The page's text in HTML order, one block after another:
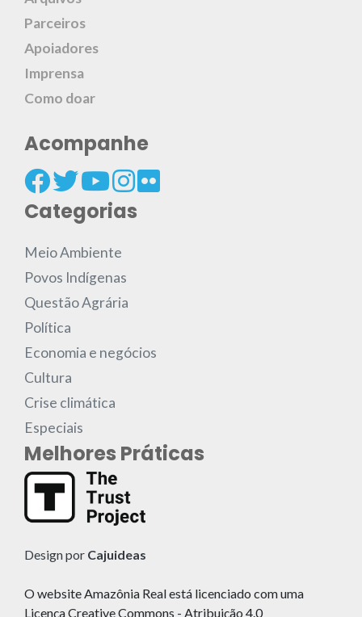
Parceiros
Apoiadores
Imprensa
Como doar
Acompanhe
Categorias
Meio Ambiente
Povos Indígenas
Questão Agrária
Política
Economia e negócios
Cultura
Crise climática
Especiais
Melhores Práticas
Design por Cajuideas
O website Amazônia Real está licenciado com uma
Licença Creative Commons - Atribuição 4.0